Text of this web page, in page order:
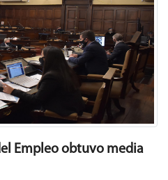
Empleo obtuvo media